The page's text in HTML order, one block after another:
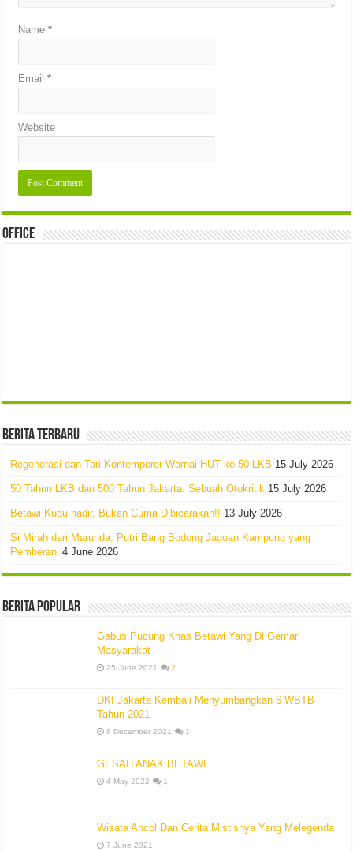
Name*
Email*
Website
Office
Berita Terbaru
Regenerasi dan Tari Kontemporer Warnai HUT ke-50 LKB 15 July 2026
50 Tahun LKB dan 500 Tahun Jakarta: Sebuah Otokritik 15 July 2026
Betawi Kudu hadir, Bukan Cuma Dibicarakan!! 13 July 2026
Si Mirah dari Marunda, Putri Bang Bodong Jagoan Kampung yang
Pemberani 4 June 2026
Berita Popular
Gabus Pucung Khas Betawi Yang Di Gemari
Masyarakat
25 June 2021 2
DKI Jakarta Kembali Menyumbangkan 6 WBTB
Tahun 2021
8 December 2021 1
GESAH ANAK BETAWI
4 May 2022 1
Wisata Ancol Dan Cerita Mistisnya Yang Melegenda
7 June 2021